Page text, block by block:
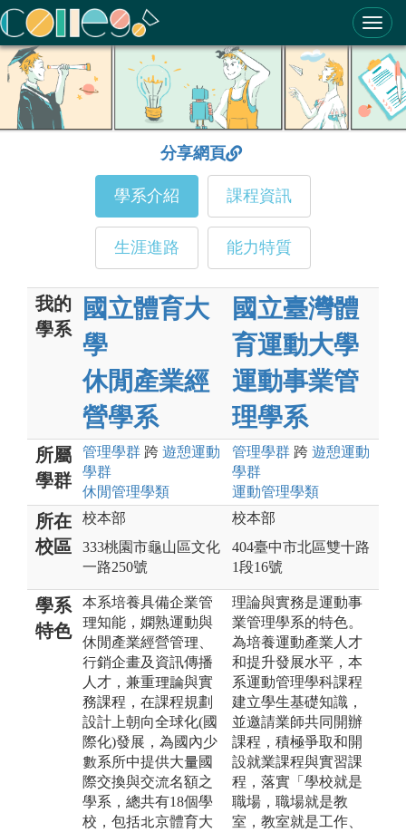
ColleGo! 大學選才與高中育才輔助系統
分享網頁
學系介紹 課程資訊
生涯進路 能力特質
我的
學系
國立體育大
學
休閒產業經
營學系
國立臺灣體
育運動大學
運動事業管
理學系
所屬
學群
管理學群 跨 遊憩運動
學群
休閒管理學類
管理學群 跨 遊憩運動
學群
運動管理學類
所在
校區
校本部
333桃園市龜山區文化
一路250號
校本部
404臺中市北區雙十路
1段16號
學系
特色
本系培養具備企業管
理知能，嫻熟運動與
休閒產業經營管理、
行銷企畫及資訊傳播
人才，兼重理論與實
務課程，在課程規劃
設計上朝向全球化(國
際化)發展，為國內少
數系所中提供大量國
際交換與交流名額之
學系，總共有18個學
校，包括北京體育大
理論與實務是運動事
業管理學系的特色。
為培養運動產業人才
和提升發展水平，本
系運動管理學科課程
建立學生基礎知識，
並邀請業師共同開辦
課程，積極爭取和開
設就業課程與實習課
程，落實「學校就是
職場，職場就是教
室，教室就是工作、